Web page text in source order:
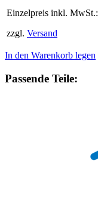
Einzelpreis inkl. MwSt.:
zzgl. Versand
In den Warenkorb legen
Passende Teile: